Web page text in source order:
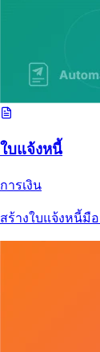
ใบแจ้งหนี้
การเงิน
สร้างใบแจ้งหนี้มื